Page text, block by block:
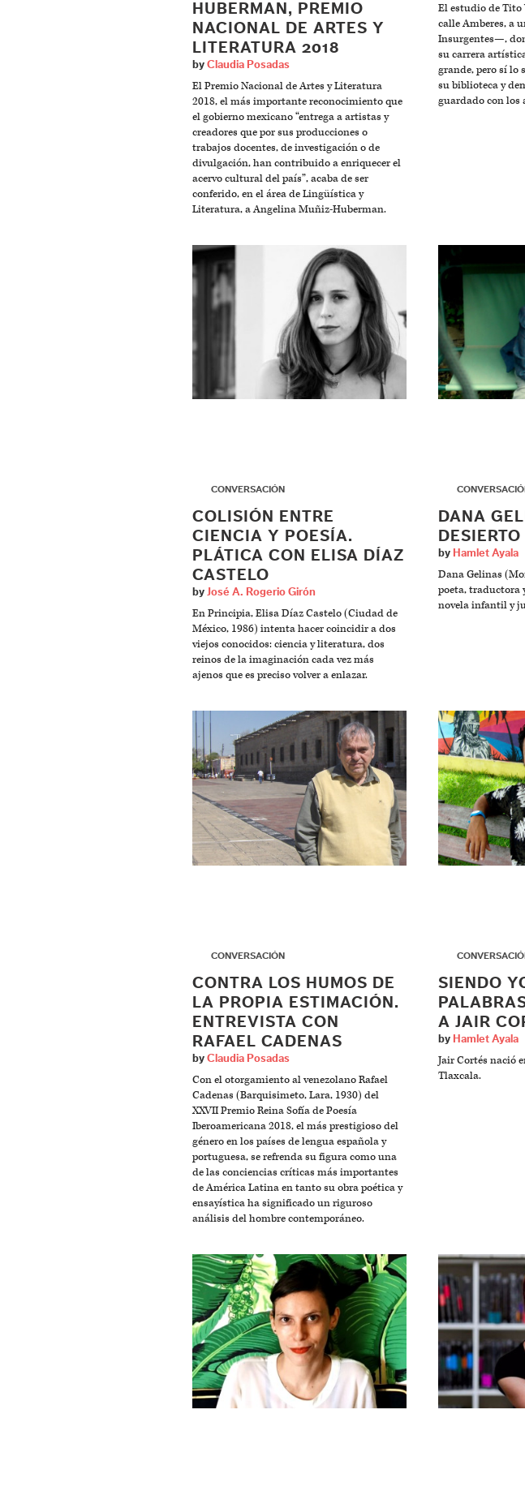
HUBERMAN, PREMIO
NACIONAL DE ARTES Y
LITERATURA 2018
by Claudia Posadas
El Premio Nacional de Artes y Literatura
2018, el más importante reconocimiento que
el gobierno mexicano “entrega a artistas y
creadores que por sus producciones o
trabajos docentes, de investigación o de
divulgación, han contribuido a enriquecer el
acervo cultural del país”, acaba de ser
conferido, en el área de Lingüística y
Literatura, a Angelina Muñiz-Huberman.
El estudio de Tito
calle Amberes, a
Insurgentes—,
su carrera
grande, pero sí lo
su biblioteca y
guardado con los
CONVERSACIÓN
COLISIÓN ENTRE
CIENCIA Y POESÍA.
PLÁTICA CON ELISA DÍAZ
CASTELO
by José A. Rogerio Girón
En Principia, Elisa Díaz Castelo (Ciudad de
México, 1986) intenta hacer coincidir a dos
viejos conocidos: ciencia y literatura, dos
reinos de la imaginación cada vez más
ajenos que es preciso volver a enlazar.
DANA
DESIERTO
by Hamlet Ayala
Dana Gelinas
poeta, traductora
novela infantil y
CONVERSACIÓN
CONTRA LOS HUMOS DE
LA PROPIA ESTIMACIÓN.
ENTREVISTA CON
RAFAEL CADENAS
by Claudia Posadas
Con el otorgamiento al venezolano Rafael
Cadenas (Barquisimeto, Lara, 1930) del
XXVII Premio Reina Sofía de Poesía
Iberoamericana 2018, el más prestigioso del
género en los países de lengua española y
portuguesa, se refrenda su figura como una
de las conciencias críticas más importantes
de América Latina en tanto su obra poética y
ensayística ha significado un riguroso
análisis del hombre contemporáneo.
SIENDO
A JAIR
by Hamlet Ayala
Jair Cortés nació
Tlaxcala.